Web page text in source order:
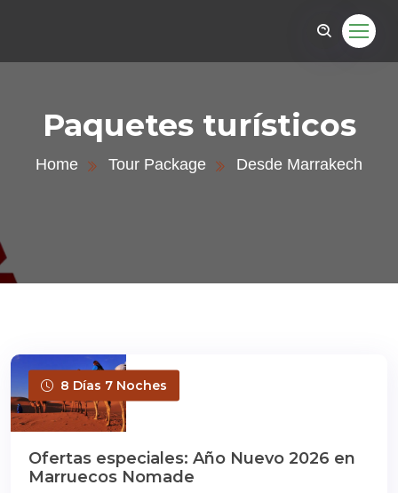
Paquetes turísticos
Home Tour Package Desde Marrakech
8 Días 7 Noches
Ofertas especiales: Año Nuevo 2026 en
Marruecos Nomade